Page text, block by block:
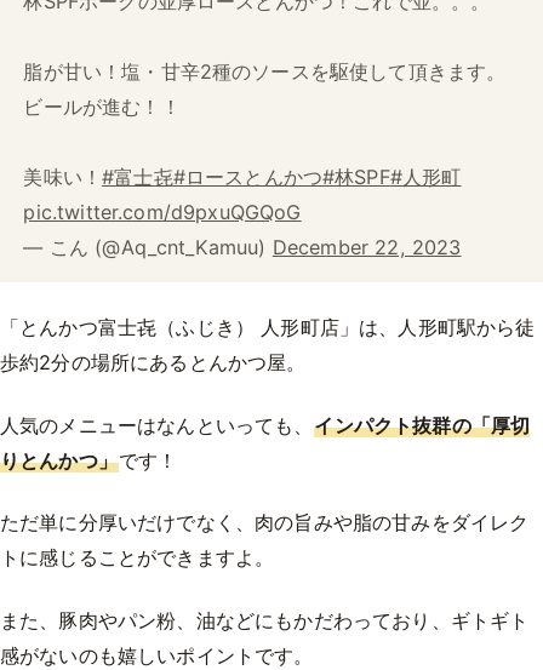
脂が甘い！塩・甘辛2種のソースを駆使して頂きます。
ビールが進む！！
美味い！#富士㐂#ロースとんかつ#林SPF#人形町
pic.twitter.com/d9pxuQGQoG
— こん (@Aq_cnt_Kamuu) December 22, 2023
「とんかつ富士㐂（ふじき） 人形町店」は、人形町駅から徒
歩約2分の場所にあるとんかつ屋。
人気のメニューはなんといっても、 インパクト抜群の「厚切
りとんかつ」です！
ただ単に分厚いだけでなく、肉の旨みや脂の甘みをダイレク
トに感じることができますよ。
また、豚肉やパン粉、油などにもかだわっており、ギトギト
感がないのも嬉しいポイントです。